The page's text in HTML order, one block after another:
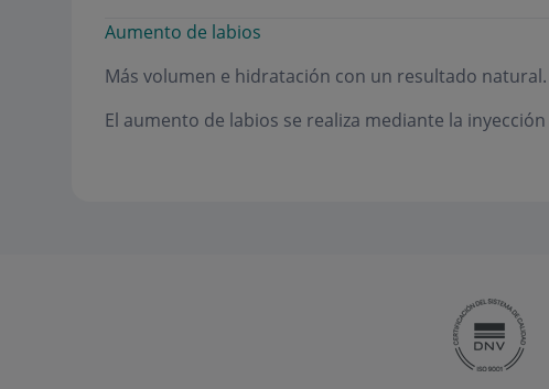
Aumento de labios
Más volumen e hidratación con un resultado natural.
El aumento de labios se realiza mediante la